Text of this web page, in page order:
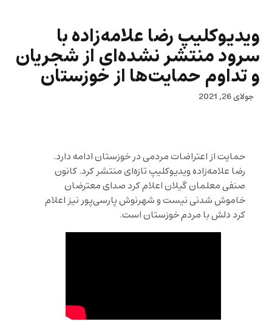
ویدیوکلیپ رضا علامه‌زاده با
سرود منتشر نشده‌ای از شجریان
و تداوم حمایت‌ها از خوزستان
جولای 26, 2021
حمایت از اعتراضات مردمی در خوزستان ادامه دارد.
رضا علامه‌زاده ویدیوکلیپ تازه‌ای منتشر کرد. کانون
صنفی معلمان گیلان اعلام کرد صدای معترضان
خاموش شدنی نیست و شهرنوش پارسی‌پور نیز اعلام
کرد دلش با مردم خوزستان است.